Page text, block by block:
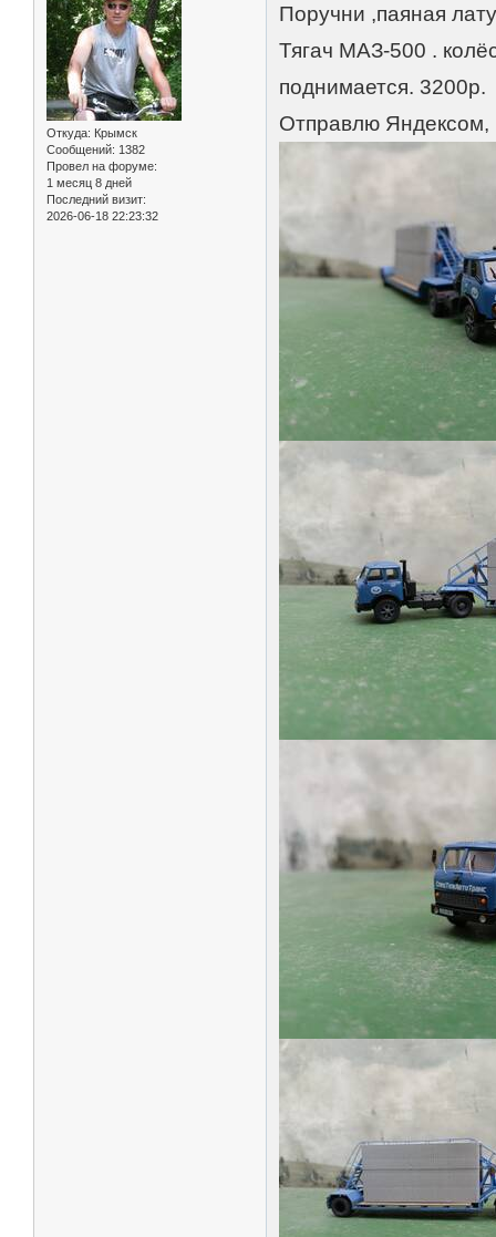
Откуда: Крымск
Сообщений: 1382
Провел на форуме:
1 месяц 8 дней
Последний визит:
2026-06-18 22:23:32
Поручни ,паяная
Тягач МАЗ-500 .
поднимается. 3200р.
Отправлю